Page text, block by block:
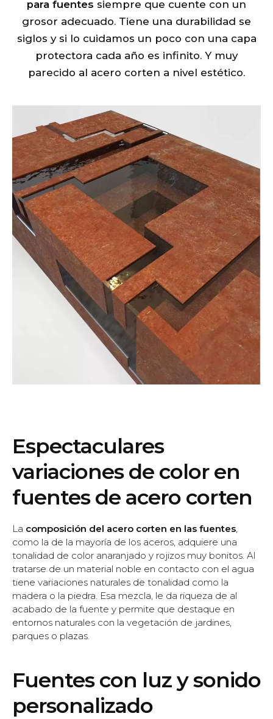
para fuentes siempre que cuente con un
grosor adecuado. Tiene una durabilidad se
siglos y si lo cuidamos un poco con una capa
protectora cada año es infinito. Y muy
parecido al acero corten a nivel estético.
Espectaculares
variaciones de color en
fuentes de acero corten
La composición del acero corten en las fuentes,
como la de la mayoría de los aceros, adquiere una
tonalidad de color anaranjado y rojizos muy bonitos. Al
tratarse de un material noble en contacto con el agua
tiene variaciones naturales de tonalidad como la
madera o la piedra. Esa mezcla, le da riqueza de al
acabado de la fuente y permite que destaque en
entornos naturales con la vegetación de jardines,
parques o plazas.
Fuentes con luz y sonido
personalizado